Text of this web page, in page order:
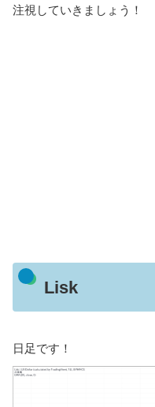
注視していきましょう！
Lisk
日足です！